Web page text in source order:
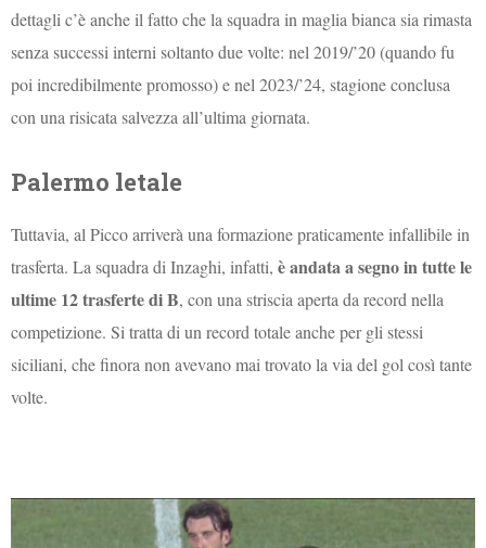
dettagli c’è anche il fatto che la squadra in maglia bianca sia rimasta
senza successi interni soltanto due volte: nel 2019/’20 (quando fu
poi incredibilmente promosso) e nel 2023/’24, stagione conclusa
con una risicata salvezza all’ultima giornata.
Palermo letale
Tuttavia, al Picco arriverà una formazione praticamente infallibile in
trasferta. La squadra di Inzaghi, infatti,è andata a segno in tutte le
ultime 12 trasferte di B, con una striscia aperta da record nella
competizione. Si tratta di un record totale anche per gli stessi
siciliani, che finora non avevano mai trovato la via del gol così tante
volte.